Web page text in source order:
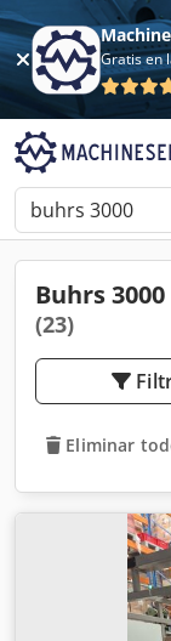
Buhrs
(23)
Eliminar